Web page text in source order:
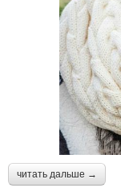
читать дальше →